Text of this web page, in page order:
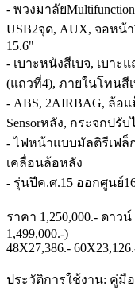
- พวงมาลัย
USB2จุด, AUX, จอหน้า
15.6"
- เบาะหนังสีเบจ, เบาะ
(แถวที่4), ภายในโทนสี
- ABS, 2AIRBAG, ล้อแ
Sensorหลัง, กระจกปรั
- ไฟหน้าแบบมัลติรีเฟล็ก
เคลื่อนล้อหลัง
- รุ่นปีค.ศ.15 ออกศูนย์
ราคา 1,250,000.- ดาว
1,499,000.-)
48X27,386.-
ประวัติการใช้งาน: คู่มือ